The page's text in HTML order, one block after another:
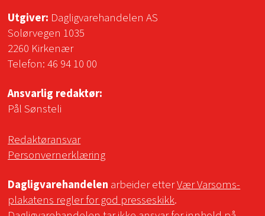
Utgiver: Dagligvarehandelen AS
Solørvegen 1035
2260 Kirkenær
Telefon:46 94 10 00
Ansvarlig redaktør:
Pål Sønsteli
Redaktøransvar
Personvernerklæring
Dagligvarehandelen arbeider etterVær Varsoms-
plakatens regler for god presseskikk.